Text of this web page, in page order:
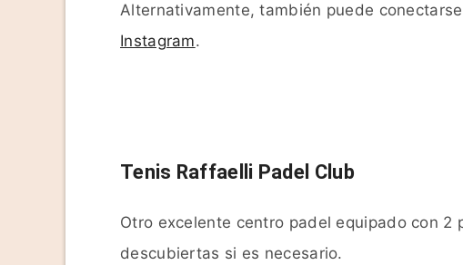
Alternativamente, también puede
Instagram.
Tenis Raffaelli Padel Club
Otro excelente centro padel equipado con 2
descubiertas si es necesario.